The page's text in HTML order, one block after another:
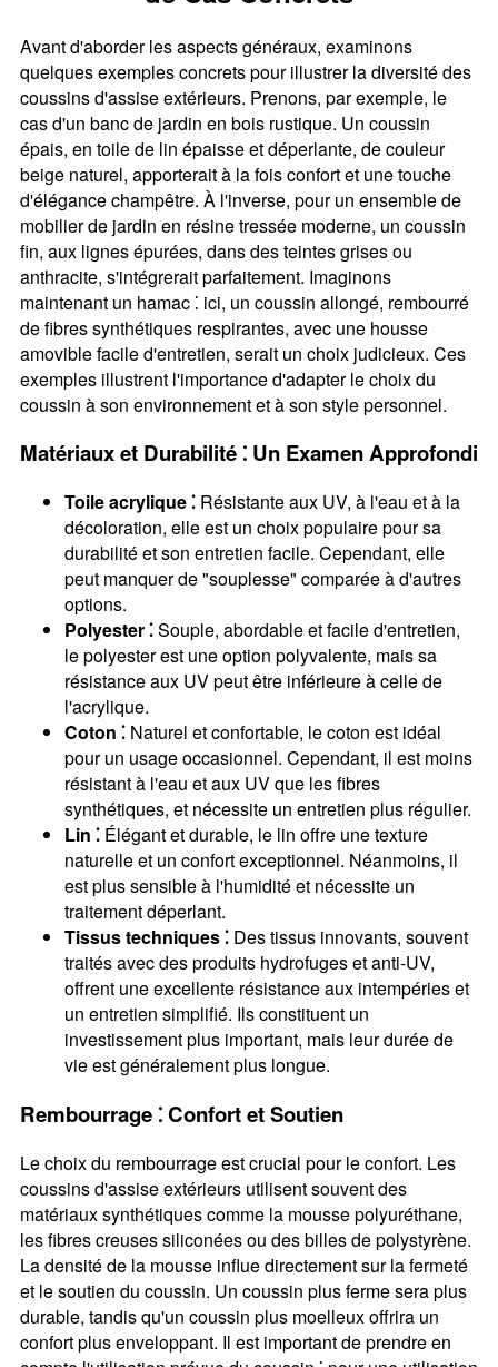
Avant d'aborder les aspects généraux, examinons
quelques exemples concrets pour illustrer la diversité des
coussins d'assise extérieurs. Prenons, par exemple, le
cas d'un banc de jardin en bois rustique. Un coussin
épais, en toile de lin épaisse et déperlante, de couleur
beige naturel, apporterait à la fois confort et une touche
d'élégance champêtre. À l'inverse, pour un ensemble de
mobilier de jardin en résine tressée moderne, un coussin
fin, aux lignes épurées, dans des teintes grises ou
anthracite, s'intégrerait parfaitement. Imaginons
maintenant un hamac ⁚ ici, un coussin allongé, rembourré
de fibres synthétiques respirantes, avec une housse
amovible facile d'entretien, serait un choix judicieux. Ces
exemples illustrent l'importance d'adapter le choix du
coussin à son environnement et à son style personnel.
Matériaux et Durabilité ⁚ Un Examen Approfondi
Toile acrylique ⁚Résistante aux UV, à l'eau et à la
décoloration, elle est un choix populaire pour sa
durabilité et son entretien facile. Cependant, elle
peut manquer de "souplesse" comparée à d'autres
options.
Polyester ⁚Souple, abordable et facile d'entretien,
le polyester est une option polyvalente, mais sa
résistance aux UV peut être inférieure à celle de
l'acrylique.
Coton ⁚Naturel et confortable, le coton est idéal
pour un usage occasionnel. Cependant, il est moins
résistant à l'eau et aux UV que les fibres
synthétiques, et nécessite un entretien plus régulier.
Lin ⁚Élégant et durable, le lin offre une texture
naturelle et un confort exceptionnel. Néanmoins, il
est plus sensible à l'humidité et nécessite un
traitement déperlant.
Tissus techniques ⁚Des tissus innovants, souvent
traités avec des produits hydrofuges et anti-UV,
offrent une excellente résistance aux intempéries et
un entretien simplifié. Ils constituent un
investissement plus important, mais leur durée de
vie est généralement plus longue.
Rembourrage ⁚ Confort et Soutien
Le choix du rembourrage est crucial pour le confort. Les
coussins d'assise extérieurs utilisent souvent des
matériaux synthétiques comme la mousse polyuréthane,
les fibres creuses siliconées ou des billes de polystyrène.
La densité de la mousse influe directement sur la fermeté
et le soutien du coussin. Un coussin plus ferme sera plus
durable, tandis qu'un coussin plus moelleux offrira un
confort plus enveloppant. Il est important de prendre en